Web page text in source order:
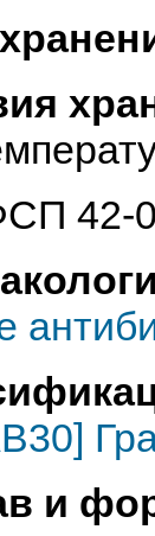
42-
и